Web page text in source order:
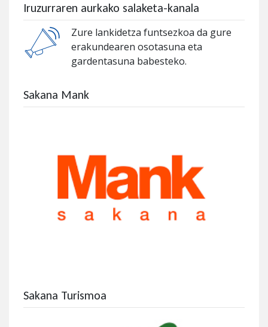
Iruzurraren aurkako salaketa-kanala
Zure lankidetza funtsezkoa da gure
erakundearen osotasuna eta
gardentasuna babesteko.
Sakana Mank
Sakana Turismoa